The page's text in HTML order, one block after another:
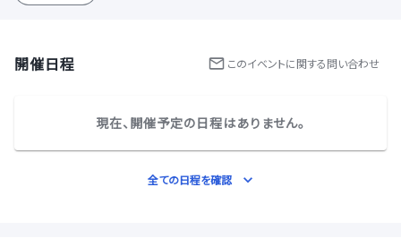
開催日程 このイベントに関する問い合わせ
現在、開催予定の日程はありません。
全ての日程を確認